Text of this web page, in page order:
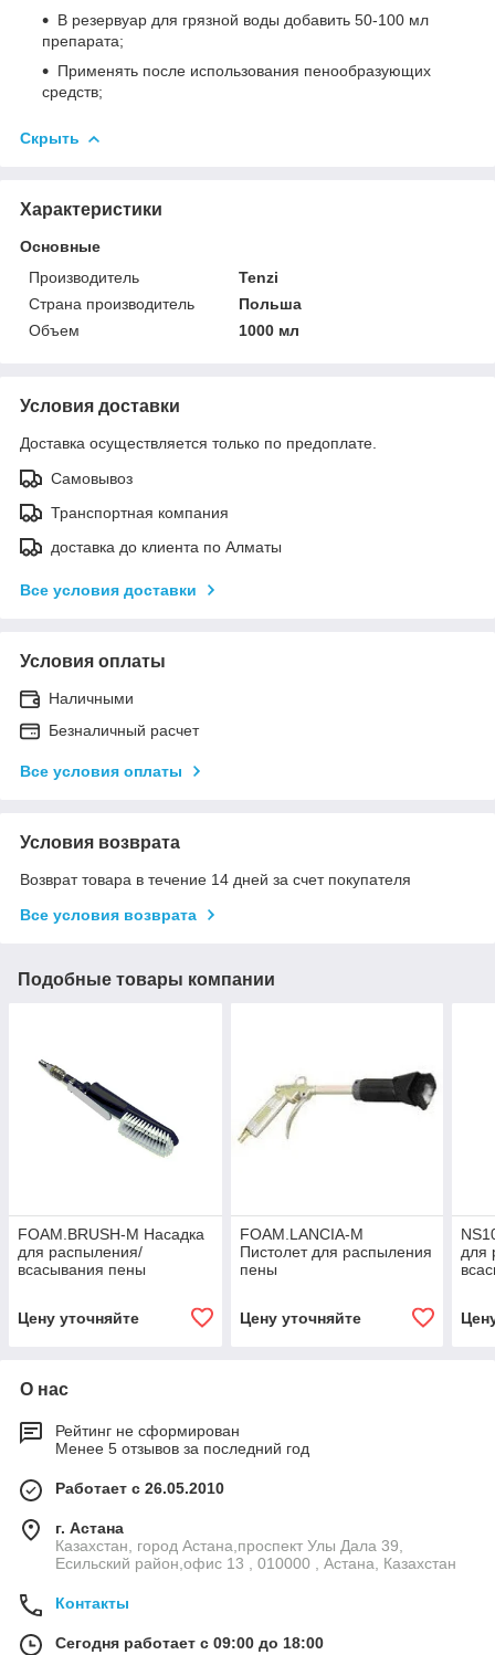
В резервуар для грязной воды добавить 50-100 мл
препарата;
Применять после использования пенообразующих
средств;
Скрыть
Характеристики
Основные
Производитель
Tenzi
Страна производитель
Польша
Объем
1000 мл
Условия доставки
Доставка осуществляется только по предоплате.
Самовывоз
Транспортная компания
доставка до клиента по Алматы
Все условия доставки
Условия оплаты
Наличными
Безналичный расчет
Все условия оплаты
Условия возврата
Возврат товара в течение 14 дней за счет покупателя
Все условия возврата
Подобные товары компании
FOAM.BRUSH-M Насадка
для распыления/
всасывания пены
Цену уточняйте
FOAM.LANCIA-M
Пистолет для распыления
пены
Цену уточняйте
для
О нас
Рейтинг не сформирован
Менее 5 отзывов за последний год
Работает с 26.05.2010
г. Астана
Казахстан, город Астана,проспект Улы Дала 39,
Есильский район,офис 13 , 010000 , Астана, Казахстан
Контакты
Сегодня работает с 09:00 до 18:00